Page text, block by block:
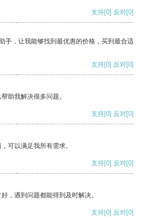
支持[0] 反对[0]
手，让我能够找到最优惠的价格，买到最合适
支持[0] 反对[0]
助我解决很多问题。
支持[0] 反对[0]
可以满足我所有需求。
支持[0] 反对[0]
，遇到问题都能得到及时解决。
支持[0] 反对[0]